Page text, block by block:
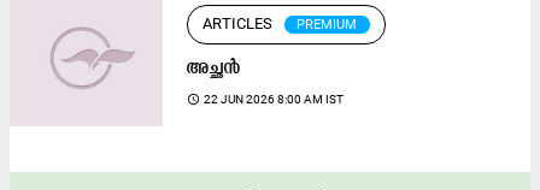
ARTICLES PREMIUM
അച്ഛൻ
access_time 22 JUN 2026 8:00 AM IST